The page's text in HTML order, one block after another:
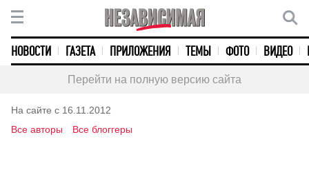
НОВОСТИ ГАЗЕТА ПРИЛОЖЕНИЯ ТЕМЫ ФОТО ВИДЕО
Перейти на полную версию сайта
На сайте с 16.11.2012
Все авторы
Все блоггеры